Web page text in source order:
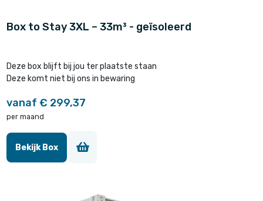
Box to Stay 3XL – 33m³ - geïsoleerd
Deze box blijft bij jou ter plaatste staan
Deze komt niet bij ons in bewaring
vanaf € 299,37
per maand
Bekijk Box